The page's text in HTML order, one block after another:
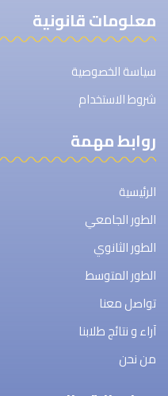
معلومات قانونية
سياسة الخصوصية
شروط الاستخدام
روابط مهمة
الرئيسية
الطور الجامعي
الطور الثانوي
الطور المتوسط
تواصل معنا
آراء و نتائج طلابنا
من نحن